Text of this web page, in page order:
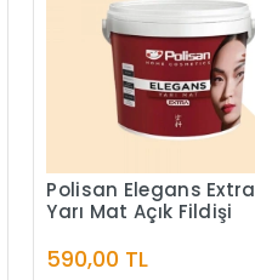
Polisan Elegans Extra
Yarı Mat Açık Fildişi
590,00 TL